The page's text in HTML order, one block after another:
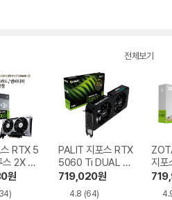
전체보기
RTX 5
2X OC
원
PALIT 지포스 RTX
5060 Ti DUAL D
7 8GB 이엠텍
719,020원
4.8 (64)
지
Ti
D7